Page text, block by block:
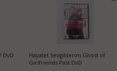
DvD
Hayalet Sevgililerim Ghost of
Girlfriends Past DvD